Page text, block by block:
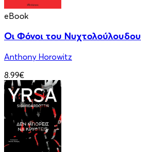
eBook
Οι Φόνοι του Νυχτολούλουδου
Anthony Horowitz
8.99€